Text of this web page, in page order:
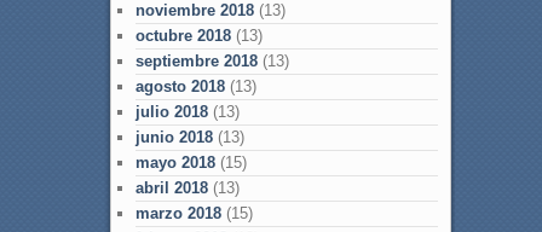
noviembre 2018(13)
octubre 2018(13)
septiembre 2018(13)
agosto 2018(13)
julio 2018(13)
junio 2018(13)
mayo 2018(15)
abril 2018(13)
marzo 2018(15)